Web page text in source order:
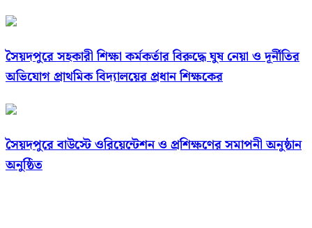
সৈয়দপুরে সহকারী শিক্ষা কর্মকর্তার বিরুদ্ধে ঘুষ নেয়া ও দূর্নীতির
অভিযোগ প্রাথমিক বিদ্যালয়ের প্রধান শিক্ষকের
সৈয়দপুরে বাউস্টে ওরিয়েন্টেশন ও প্রশিক্ষণের সমাপনী অনুষ্ঠান
অনুষ্ঠিত